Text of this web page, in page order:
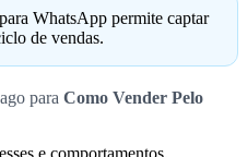
WhatsApp permite captar
de vendas.
para Como Vender Pelo
e comportamentos.